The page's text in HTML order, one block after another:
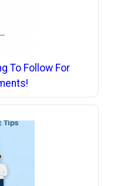
To Follow For